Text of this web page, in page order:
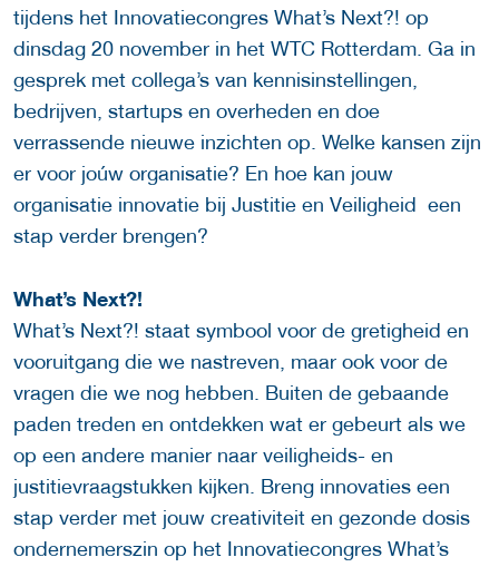
tijdens het Innovatiecongres What’s Next?! op
dinsdag 20 november in het WTC Rotterdam. Ga in
gesprek met collega’s van kennisinstellingen,
bedrijven, startups en overheden en doe
verrassende nieuwe inzichten op. Welke kansen zijn
er voor joúw organisatie? En hoe kan jouw
organisatie innovatie bij Justitie en Veiligheid een
stap verder brengen?
What’s Next?!
What’s Next?! staat symbool voor de gretigheid en
vooruitgang die we nastreven, maar ook voor de
vragen die we nog hebben. Buiten de gebaande
paden treden en ontdekken wat er gebeurt als we
op een andere manier naar veiligheids- en
justitievraagstukken kijken. Breng innovaties een
stap verder met jouw creativiteit en gezonde dosis
ondernemerszin op het Innovatiecongres What’s